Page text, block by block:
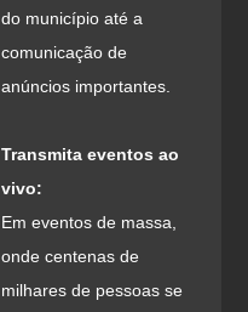
do município até a
comunicação de
anúncios importantes.
Transmita eventos ao
vivo:
Em eventos de massa,
onde centenas de
milhares de pessoas se